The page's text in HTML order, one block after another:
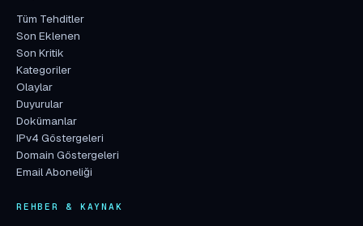
Tüm Tehditler
Son Eklenen
Son Kritik
Kategoriler
Olaylar
Duyurular
Dokümanlar
IPv4 Göstergeleri
Domain Göstergeleri
Email Aboneliği
REHBER & KAYNAK